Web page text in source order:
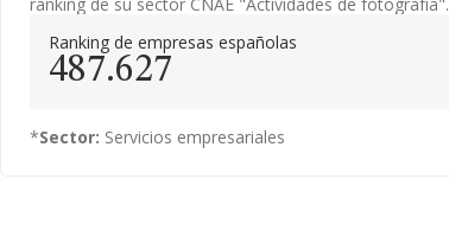
Ranking de empresas españolas
487.627
*Sector: Servicios empresariales